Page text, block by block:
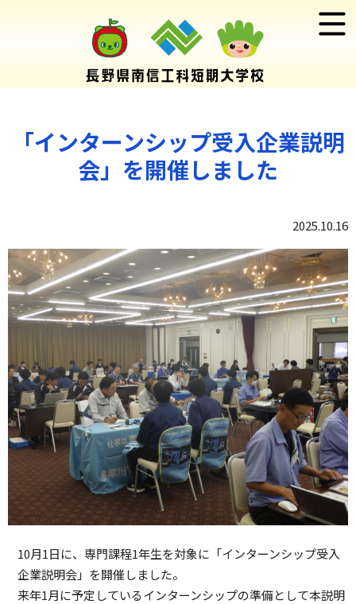
「インターンシップ受入企業説明
会」を開催しました
2025.10.16
10月1日に、専門課程1年生を対象に「インターンシップ受入
企業説明会」を開催しました。
来年1月に予定しているインターンシップの準備として本説明